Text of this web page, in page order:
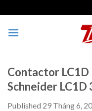
to
content
Contactor
Schneider LC1D
Published 29 Tháng 6,